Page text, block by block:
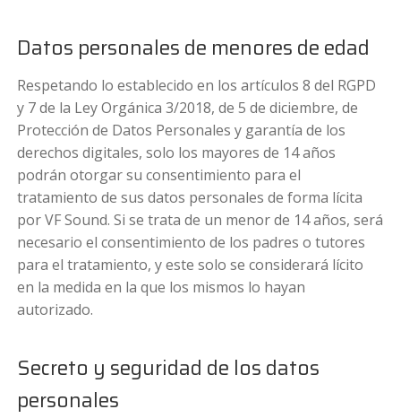
Datos personales de menores de edad
Respetando lo establecido en los artículos 8 del RGPD
y 7 de la Ley Orgánica 3/2018, de 5 de diciembre, de
Protección de Datos Personales y garantía de los
derechos digitales, solo los mayores de 14 años
podrán otorgar su consentimiento para el
tratamiento de sus datos personales de forma lícita
por VF Sound. Si se trata de un menor de 14 años, será
necesario el consentimiento de los padres o tutores
para el tratamiento, y este solo se considerará lícito
en la medida en la que los mismos lo hayan
autorizado.
Secreto y seguridad de los datos
personales